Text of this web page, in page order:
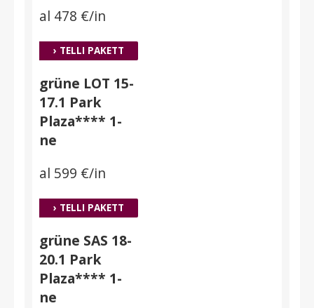
al 478 €/in
› TELLI PAKETT
grüne LOT 15-
17.1 Park
Plaza**** 1-
ne
al 599 €/in
› TELLI PAKETT
grüne SAS 18-
20.1 Park
Plaza**** 1-
ne